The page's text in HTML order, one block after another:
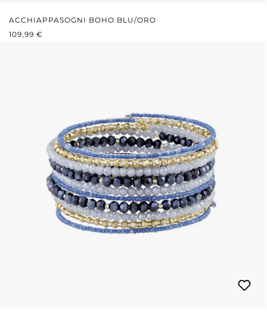
ACCHIAPPASOGNI BOHO BLU/ORO
PREZZO NORMALE:
109,99 €